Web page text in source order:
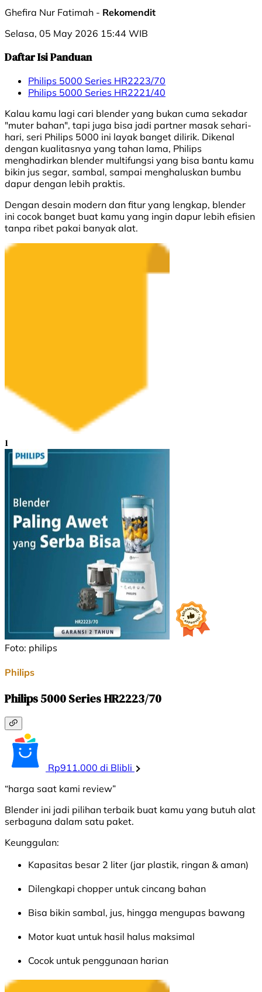
Ghefira Nur Fatimah - Rekomendit
Selasa, 05 May 2026 15:44 WIB
Daftar Isi Panduan
Philips 5000 Series HR2223/70
Philips 5000 Series HR2221/40
Kalau kamu lagi cari blender yang bukan cuma sekadar
"muter bahan", tapi juga bisa jadi partner masak sehari-
hari, seri Philips 5000 ini layak banget dilirik. Dikenal
dengan kualitasnya yang tahan lama, Philips
menghadirkan blender multifungsi yang bisa bantu kamu
bikin jus segar, sambal, sampai menghaluskan bumbu
dapur dengan lebih praktis.
Dengan desain modern dan fitur yang lengkap, blender
ini cocok banget buat kamu yang ingin dapur lebih efisien
tanpa ribet pakai banyak alat.
1
Foto: philips
Philips
Philips 5000 Series HR2223/70
Rp911.000 di Blibli
“harga saat kami review”
Blender ini jadi pilihan terbaik buat kamu yang butuh alat
serbaguna dalam satu paket.
Keunggulan:
Kapasitas besar 2 liter (jar plastik, ringan & aman)
Dilengkapi chopper untuk cincang bahan
Bisa bikin sambal, jus, hingga mengupas bawang
Motor kuat untuk hasil halus maksimal
Cocok untuk penggunaan harian